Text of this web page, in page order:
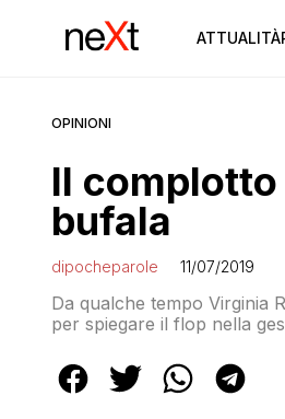
ATTUALITÀ
OPINIONI
Il
bufala
dipocheparole 11/07/2019
Da qualche tempo Virginia
per spiegare il flop nella
tengono #sottoattacco la […]